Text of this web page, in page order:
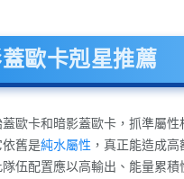
歐卡剋星推薦
歐卡和暗影蓋歐卡，抓準屬性
舊是純水屬性 ，真正能造成
伍配置應以高輸出、能量累積